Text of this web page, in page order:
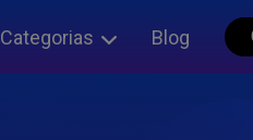
Categorias Blog